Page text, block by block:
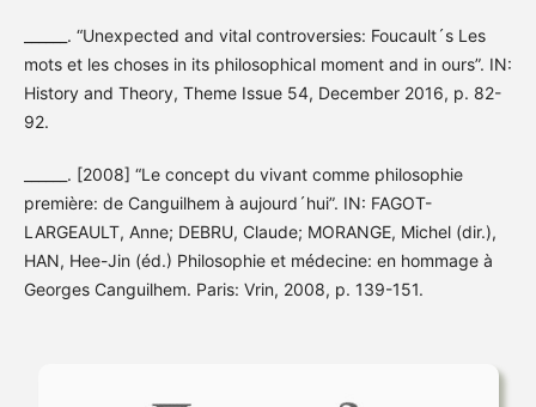
______. “Unexpected and vital controversies: Foucault´s Les
mots et les choses in its philosophical moment and in ours”. IN:
History and Theory, Theme Issue 54, December 2016, p. 82-
92.
______. [2008] “Le concept du vivant comme philosophie
première: de Canguilhem à aujourd´hui”. IN: FAGOT-
LARGEAULT, Anne; DEBRU, Claude; MORANGE, Michel (dir.),
HAN, Hee-Jin (éd.) Philosophie et médecine: en hommage à
Georges Canguilhem. Paris: Vrin, 2008, p. 139-151.